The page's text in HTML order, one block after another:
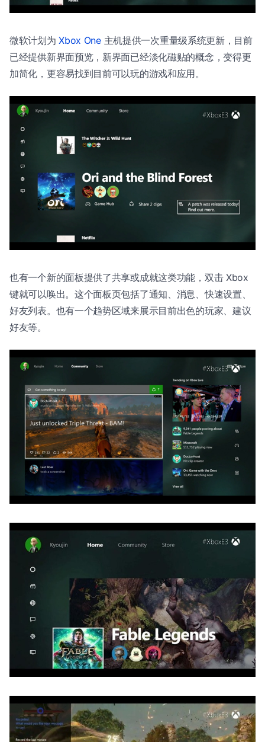
微软计划为Xbox One主机提供一次重量级系统更新，目前
已经提供新界面预览，新界面已经淡化磁贴的概念，变得更
加简化，更容易找到目前可以玩的游戏和应用。
也有一个新的面板提供了共享或成就这类功能，双击 Xbox
键就可以唤出。这个面板页包括了通知、消息、快速设置、
好友列表。也有一个趋势区域来展示目前出色的玩家、建议
好友等。